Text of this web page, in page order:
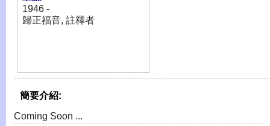
1946 -
歸正福音, 註釋者
簡要介紹:
Coming Soon ...